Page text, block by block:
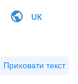
UK
Приховати текст